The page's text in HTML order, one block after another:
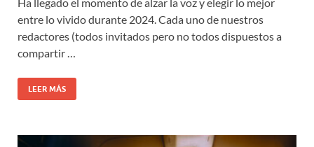
entre lo vivido durante 2024. Cada uno de nuestros
redactores (todos invitados pero no todos dispuestos a
compartir …
LEER MÁS